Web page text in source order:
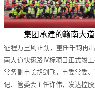
集团承建的赣南大
征程万里风正劲，重任千钧再
南大道快速路Ⅳ标项目正式竣工
常务副市长胡剑飞，市委常委
记、管委会主任许伟，发达控